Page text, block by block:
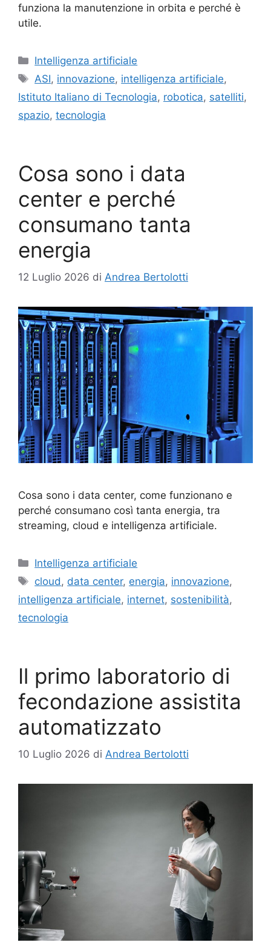
funziona la manutenzione in orbita e perché è
utile.
Categorie
Intelligenza artificiale
Tag
ASI, innovazione, intelligenza artificiale,
Istituto Italiano di Tecnologia, robotica, satelliti,
spazio, tecnologia
Cosa sono i data
center e perché
consumano tanta
energia
12 Luglio 2026 di Andrea Bertolotti
Cosa sono i data center, come funzionano e
perché consumano così tanta energia, tra
streaming, cloud e intelligenza artificiale.
Categorie
Intelligenza artificiale
Tag
cloud, data center, energia, innovazione,
intelligenza artificiale, internet, sostenibilità,
tecnologia
Il primo laboratorio di
fecondazione assistita
automatizzato
10 Luglio 2026 di Andrea Bertolotti